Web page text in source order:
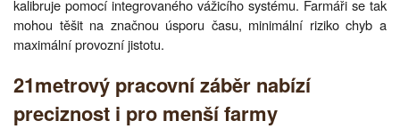
kalibruje pomocí integrovaného vážicího systému. Farmáři se tak
mohou těšit na značnou úsporu času, minimální riziko chyb a
maximální provozní jistotu.
21metrový pracovní záběr nabízí
preciznost i pro menší farmy